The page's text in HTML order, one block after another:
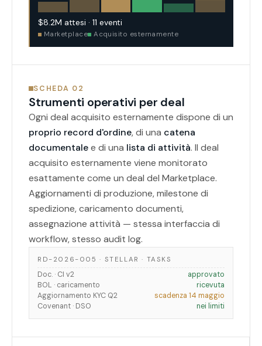
$8.2M attesi · 11 eventi
Marketplace Acquisito esternamente
SCHEDA 02
Strumenti operativi per deal
Ogni deal acquisito esternamente dispone di un
proprio record d'ordine, di una catena
documentalee di una lista di attività. Il deal
acquisito esternamente viene monitorato
esattamente come un deal del Marketplace.
Aggiornamenti di produzione, milestone di
spedizione, caricamento documenti,
assegnazione attività — stessa interfaccia di
workflow, stesso audit log.
RD-2026-005 · STELLAR · TASKS
Doc. · CI v2
approvato
BOL · caricamento
ricevuta
Aggiornamento KYC Q2
scadenza 14 maggio
Covenant · DSO
nei limiti